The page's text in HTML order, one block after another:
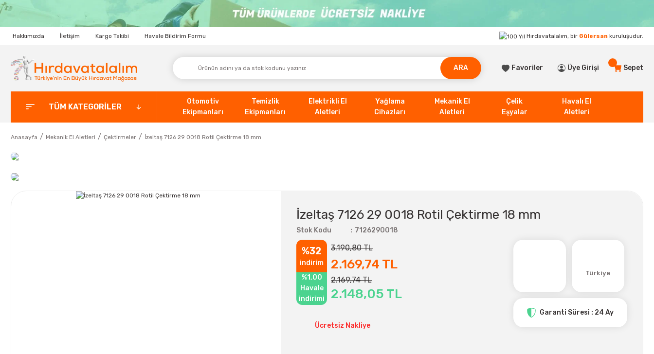
Hakkımızda İletişim Kargo Takibi Havale Bildirim Formu Hırdavatalalım, bir Gülersan kuruluşudur.
ARA Favoriler Üye Girişi Sepet
TÜM KATEGORİLER
Otomotiv
Ekipmanları
Temizlik
Ekipmanları
Elektrikli El
Aletleri
Yağlama
Cihazları
Mekanik El
Aletleri
Çelik
Eşyalar
Havalı El
Aletleri
Anasayfa Mekanik El Aletleri Çektirmeler İzeltaş 7126 29 0018 Rotil Çektirme 18 mm
İzeltaş 7126 29 0018 Rotil Çektirme 18 mm
Stok Kodu 7126290018
%32
indirim
3.190,80 TL
2.169,74 TL
%1,00
Havale
indirimi
2.169,74 TL
2.148,05 TL
Ücretsiz Nakliye
Türkiye
Garanti Süresi : 24 Ay